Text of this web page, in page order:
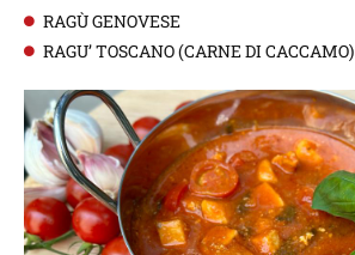
RAGÙ GENOVESE
RAGU’ TOSCANO (CARNE DI CACCAMO)